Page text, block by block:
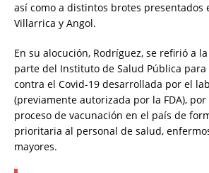
así como a distintos brotes presentados
Villarrica y Angol.
En su alocución, Rodríguez, se refirió a
parte del Instituto de Salud Pública para
contra el Covid-19 desarrollada por el
(previamente autorizada por la FDA),
proceso de vacunación en el país de
prioritaria al personal de salud,
mayores.